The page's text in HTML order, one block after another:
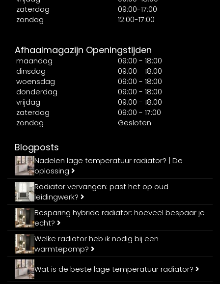
zaterdag
09:00-17:00
zondag
12:00-17:00
Afhaalmagazijn Openingstijden
maandag
09:00 - 18:00
dinsdag
09:00 - 18:00
woensdag
09:00 - 18:00
donderdag
09:00 - 18:00
vrijdag
09:00 - 18:00
zaterdag
09:00 - 17:00
zondag
Gesloten
Blogposts
Nadelen lage temperatuur radiator? | De
oplossing
Radiator vervangen: past het op oud
leidingwerk?
Besparing hybride radiator: hoeveel bespaar je
echt?
Welke radiator heb ik nodig bij een
warmtepomp?
Wat is de beste lage temperatuur radiator?